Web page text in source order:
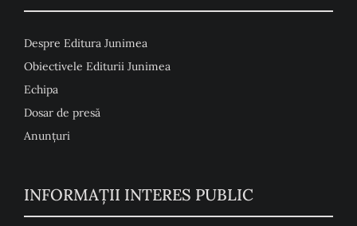
Despre Editura Junimea
Obiectivele Editurii Junimea
Echipa
Dosar de presă
Anunţuri
INFORMAȚII INTERES PUBLIC